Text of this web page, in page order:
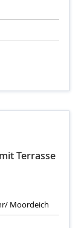
Terrasse
Moordeich